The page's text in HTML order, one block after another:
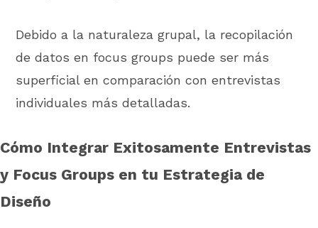
Debido a la naturaleza grupal, la recopilación
de datos en focus groups puede ser más
superficial en comparación con entrevistas
individuales más detalladas.
Cómo Integrar Exitosamente Entrevistas
y Focus Groups en tu Estrategia de
Diseño